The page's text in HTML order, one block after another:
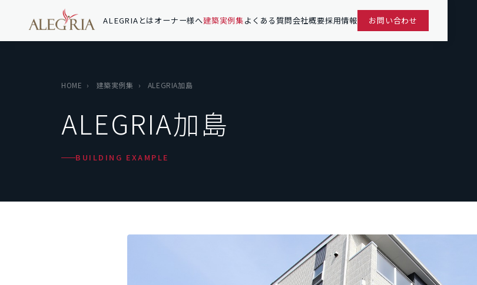
ALEGRIAとはオーナー様へ建築実例集よくある質問会社概要採用情報 お問い合わせ
HOME › 建築実例集 › ALEGRIA加島
ALEGRIA加島
BUILDING EXAMPLE